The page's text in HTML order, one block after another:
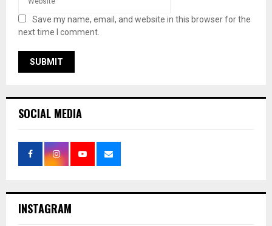
Save my name, email, and website in this browser for the
next time I comment.
SOCIAL MEDIA
INSTAGRAM